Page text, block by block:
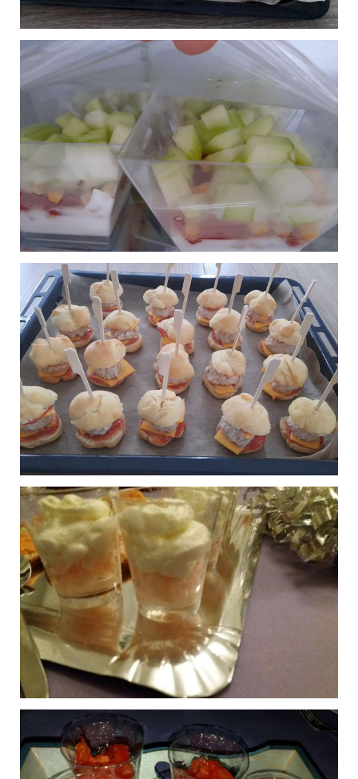
Mini galette bretonne
façon blini
Publié le 08/09/2024 à 17:00
0
Mini hamburger
Publié le 31/12/2023 à 17:50
0
Verrine fraîcheur
Publié le 31/12/2023 à 16:50